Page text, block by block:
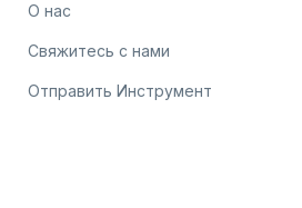
О нас
Свяжитесь с нами
Отправить Инструмент